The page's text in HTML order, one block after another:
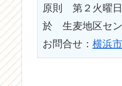
原則　第２火
於　生麦地区セ
お問合せ： 横浜